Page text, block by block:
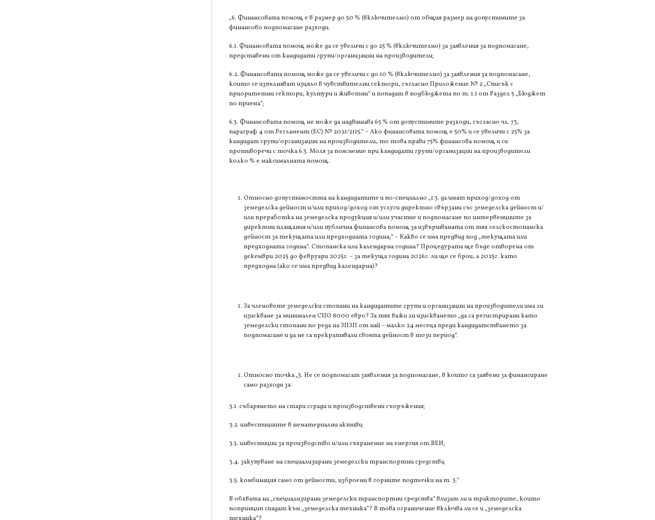
„6. Финансовата помощ е в размер до 50 % (включително) от общия размер на допустимите за
финансово подпомагане разходи.
6.1. Финансовата помощ може да се увеличи с до 25 % (включително) за заявления за подпомагане,
представени от кандидати групи/организации на производители;
6.2. Финансовата помощ може да се увеличи с до 10 % (включително) за заявления за подпомагане,
които се изпълняват изцяло в чувствителни сектори, съгласно Приложение № 2 „Списък с
приоритетни сектори, култури и животни“ и попадат в подбюджета по т. 1.1 от Раздел 5 „Бюджет
по приема“;
6.3. Финансовата помощ не може да надвишава 65 % от допустимите разходи, съгласно чл. 73,
параграф 4 от Регламент (ЕС) № 2021/2115.“ – Ако финансовата помощ е 50% и се увеличи с 25% за
кандидат групи/организации на производители, то това прави 75% финансова помощ и си
противоречи с точка 6.3. Моля за пояснение при кандидати групи/организации на производители
колко % е максималната помощ.
Относно допустимостта на кандидатите и по-специално „1.3. да имат приход/доход от
земеделска дейност и/или приход/доход от услуги директно свързани със земеделска дейност и/
или преработка на земеделска продукция и/или участие и подпомагане по интервенциите за
директни плащания и/или публична финансова помощ за извършваната от тях селскостопанска
дейност за текущата или предходната година;“ – Какво се има предвид под „текущата или
предходната година“. Стопанска или календарна година? Процедурата ще бъде отворена от
декември 2025 до февруари 2025г. – за текуща година 2026г. ли ще се брои, а 2025г. като
предходна (ако се има предвид календарна)?
За членовете земеделски стопани на кандидатите групи и организации на производители има ли
изискване за минимален СПО 8000 евро? За тях важи ли изискването „да са регистрирани като
земеделски стопани по реда на ЗПЗП от най – малко 24 месеца преди кандидатстването за
подпомагане и да не са прекратявали своята дейност в този период“.
Относно точка „3. Не се подпомагат заявления за подпомагане, в които са заявени за финансиране
само разходи за:
3.1. събарянето на стари сгради и производствени съоръжения;
3.2. инвестициите в нематериални активи;
3.3. инвестиции за производство и/или съхранение на енергия от ВЕИ;
3.4. закупуване на специализирани земеделски транспортни средства;
3.5. комбинация само от дейности, изброени в горните подточки на т. 3.“
В обхвата на „специализирани земеделски транспортни средства“ влизат ли и тракторите, които
попринцип спадат към „земеделска техника“? В това ограничение включва ли се и „земеделска